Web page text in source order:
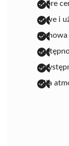
dobre
nowe i
miła